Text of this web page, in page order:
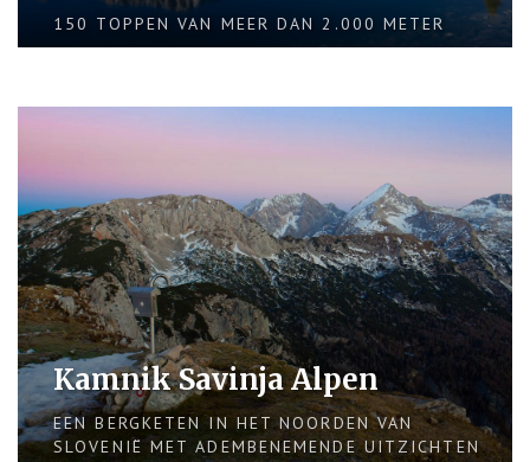
150 TOPPEN VAN MEER DAN 2.000 METER
Kamnik Savinja Alpen
EEN BERGKETEN IN HET NOORDEN VAN
SLOVENIË MET ADEMBENEMENDE UITZICHTEN